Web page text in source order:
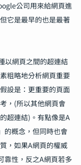
公司用來給網頁進
它是最早的也是最著
以網頁之間的超連結
粗略地分析網頁重要
設是：更重要的頁面
，(所以其他網頁會
超連結)。有點像是A
的概念，但同時也會
，如果A網頁的權威
靠性，反之A網頁若多